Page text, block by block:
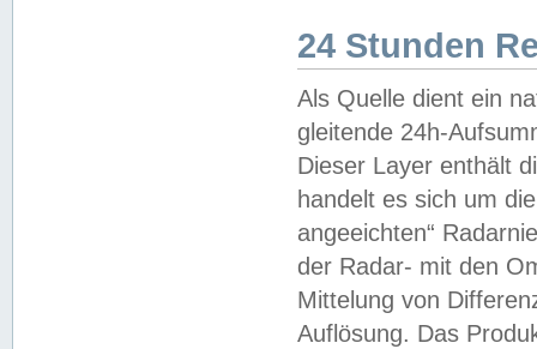
24 Stunden
Als Quelle dient ein
gleitende 24h-
Dieser Layer enthält
handelt es sich um
angeeichten“
der Radar- mit den
Mittelung von
Auflösung. Das